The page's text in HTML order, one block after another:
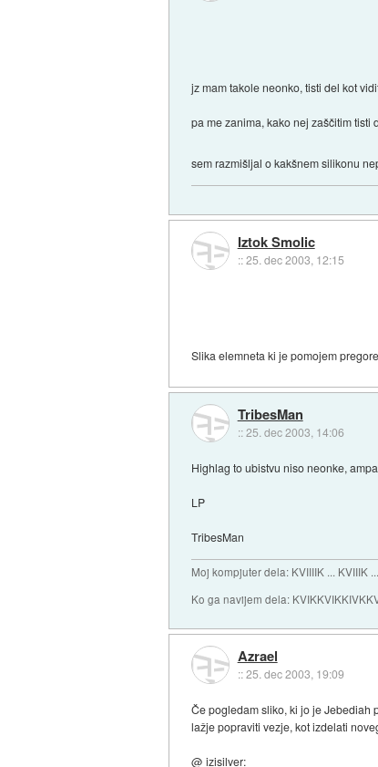
jz mam takole neonko, tisti del kot
pa me zanima, kako nej zaščitim tisti
sem razmišljal o kakšnem silikonu
Iztok Smolic
::25. dec 2003, 12:15
Slika elemneta ki je pomojem
TribesMan
::25. dec 2003, 14:06
Highlag to ubistvu niso neonke,
LP
TribesMan
Moj kompjuter dela: KVIIIIK ... KVIIIK
Ko ga navijem dela:
Azrael
::25. dec 2003, 19:09
Če pogledam sliko, ki jo je Jebediah
lažje popraviti vezje, kot izdelati
@ izisilver: